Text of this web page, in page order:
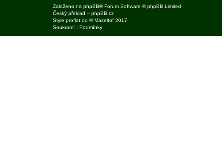
Založeno na phpBB® Forum Software © phpBB Limited
Český překlad – phpBB.cz
Style proflat od ©Mazeltof 2017
Soukromí | Podmínky